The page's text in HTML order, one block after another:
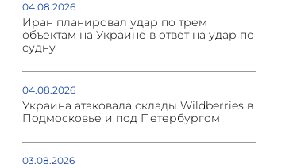
04.08.2026
Иран планировал удар по трем
объектам на Украине в ответ на удар по
судну
04.08.2026
Украина атаковала склады Wildberries в
Подмосковье и под Петербургом
03.08.2026